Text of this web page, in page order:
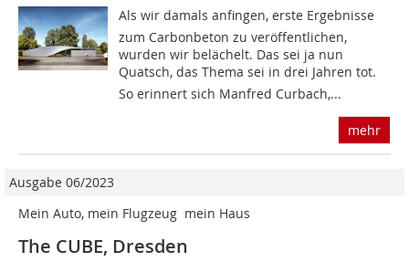
Als wir damals anfingen, erste Ergebnisse
zum Carbonbeton zu veröffentlichen,
wurden wir belächelt. Das sei ja nun
Quatsch, das Thema sei in drei Jahren tot.
So erinnert sich Manfred Curbach,...
mehr
Ausgabe 06/2023
Mein Auto, mein Flugzeug  mein Haus
The CUBE, Dresden